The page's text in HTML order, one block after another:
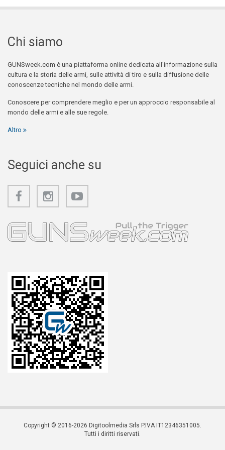
Chi siamo
GUNSweek.com è una piattaforma online dedicata all'informazione sulla
cultura e la storia delle armi, sulle attività di tiro e sulla diffusione delle
conoscenze tecniche nel mondo delle armi.
Conoscere per comprendere meglio e per un approccio responsabile al
mondo delle armi e alle sue regole.
Altro
Seguici anche su
Copyright © 2016-2026 Digitoolmedia Srls P.IVA IT12346351005.
Tutti i diritti riservati.